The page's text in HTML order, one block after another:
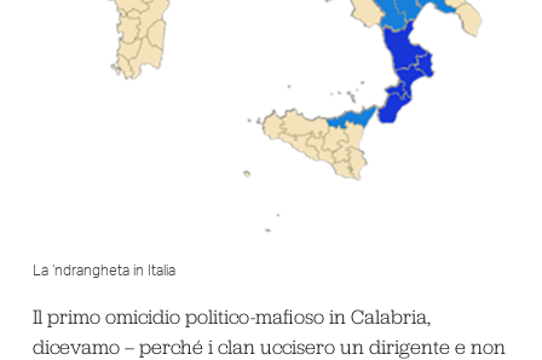
La ‘ndrangheta in Italia
Il primo omicidio politico-mafioso in Calabria,
dicevamo – perché i clan uccisero un dirigente e non